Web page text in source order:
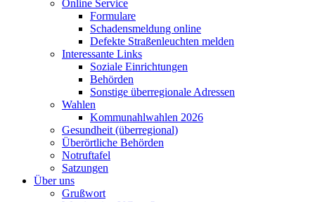
Online Service
Formulare
Schadensmeldung online
Defekte Straßenleuchten melden
Interessante Links
Soziale Einrichtungen
Behörden
Sonstige überregionale Adressen
Wahlen
Kommunahlwahlen 2026
Gesundheit (überregional)
Überörtliche Behörden
Notruftafel
Satzungen
Über uns
Grußwort